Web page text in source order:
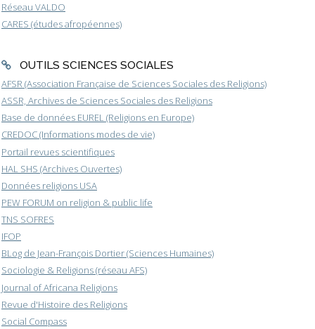
Réseau VALDO
CARES (études afropéennes)
OUTILS SCIENCES SOCIALES
AFSR (Association Française de Sciences Sociales des Religions)
ASSR, Archives de Sciences Sociales des Religions
Base de données EUREL (Religions en Europe)
CREDOC (Informations modes de vie)
Portail revues scientifiques
HAL SHS (Archives Ouvertes)
Données religions USA
PEW FORUM on religion & public life
TNS SOFRES
IFOP
BLog de Jean-François Dortier (Sciences Humaines)
Sociologie & Religions (réseau AFS)
Journal of Africana Religions
Revue d'Histoire des Religions
Social Compass